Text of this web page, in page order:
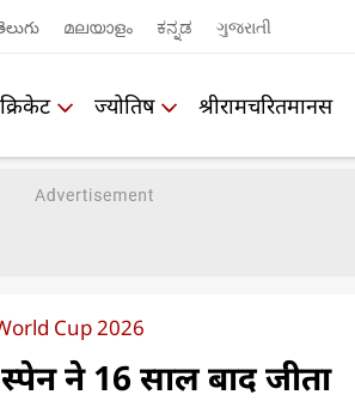
മലയാളം ಕನ್ನಡ ગુજરાતી
क्रिकेट ज्योतिष श्रीरामचरितमानस
Cup 2026
ने 16 साल बाद जीता